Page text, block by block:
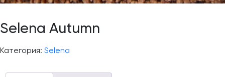
Selena Autumn
Категория: Selena